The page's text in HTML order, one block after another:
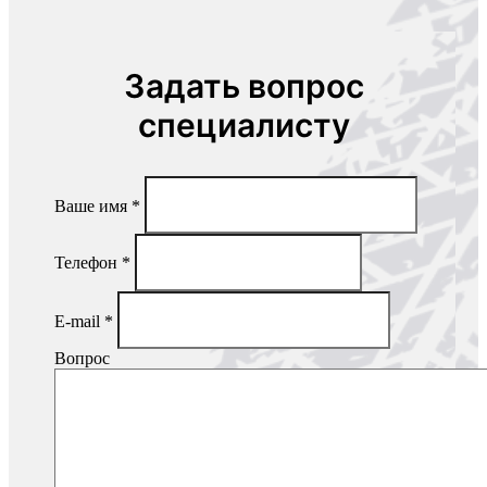
Задать вопрос
специалисту
Ваше имя *
Телефон *
E-mail *
Вопрос